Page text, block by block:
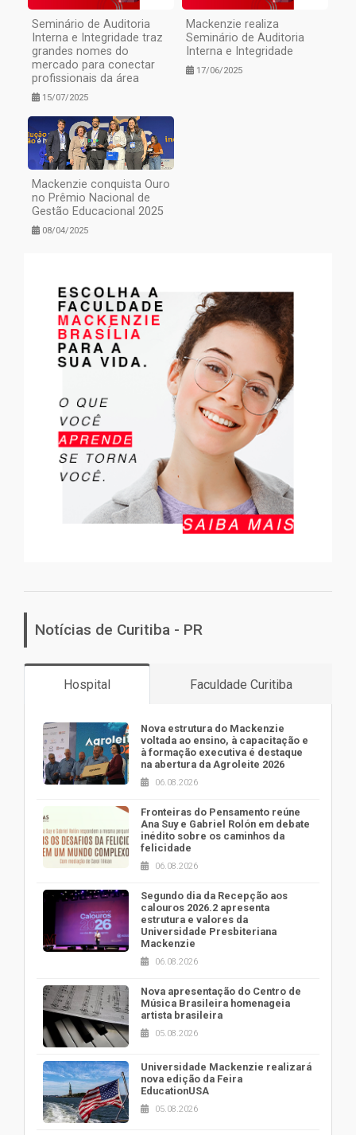
Seminário de Auditoria
Interna e Integridade traz
grandes nomes do
mercado para conectar
profissionais da área
15/07/2025
Mackenzie realiza
Seminário de Auditoria
Interna e Integridade
17/06/2025
Mackenzie conquista Ouro
no Prêmio Nacional de
Gestão Educacional 2025
08/04/2025
Notícias de Curitiba - PR
Hospital Faculdade Curitiba
Nova estrutura do Mackenzie
voltada ao ensino, à capacitação e
à formação executiva é destaque
na abertura da Agroleite 2026
06.08.2026
Fronteiras do Pensamento reúne
Ana Suy e Gabriel Rolón em debate
inédito sobre os caminhos da
felicidade
06.08.2026
Segundo dia da Recepção aos
calouros 2026.2 apresenta
estrutura e valores da
Universidade Presbiteriana
Mackenzie
06.08.2026
Nova apresentação do Centro de
Música Brasileira homenageia
artista brasileira
05.08.2026
Universidade Mackenzie realizará
nova edição da Feira
EducationUSA
05.08.2026